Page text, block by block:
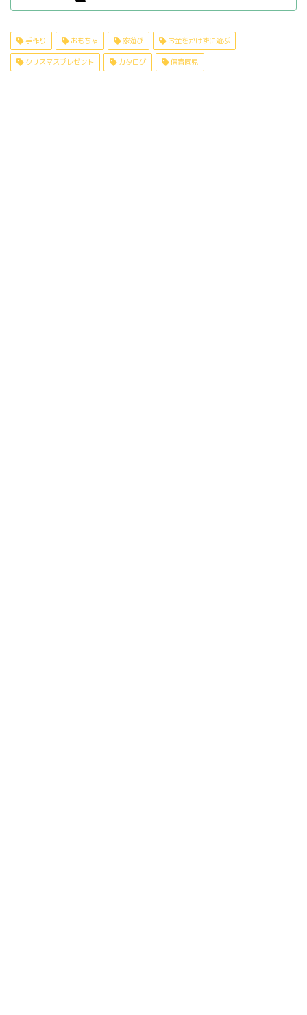
手作り おもちゃ 家遊び お金をかけずに遊ぶ
クリスマスプレゼント カタログ 保育園児